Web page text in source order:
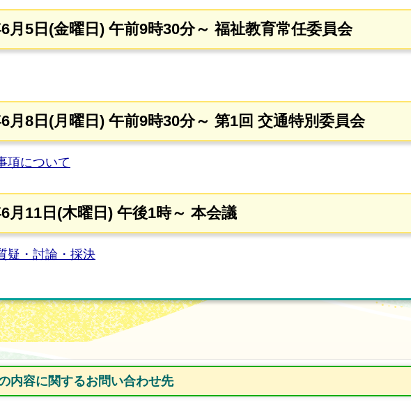
月5日(金曜日) 午前9時30分～ 福祉教育常任委員会
月8日(月曜日) 午前9時30分～ 第1回 交通特別委員会
項について
月11日(木曜日) 午後1時～ 本会議
疑・討論・採決
内容に関するお問い合わせ先